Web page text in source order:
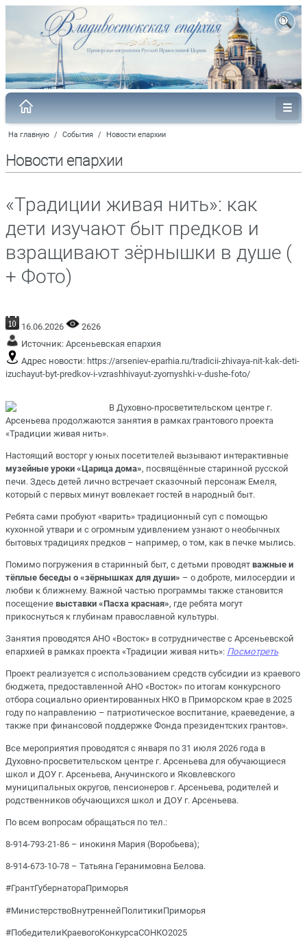
На главную / События / Новости епархии
Новости епархии
«Традиции живая нить»: как
дети изучают быт предков и
взращивают зёрнышки в душе (
+ Фото)
16.06.2026
2626
Источник: Арсеньевская епархия
Адрес новости: https://arseniev-eparhia.ru/tradicii-zhivaya-nit-kak-deti-
izuchayut-byt-predkov-i-vzrashhivayut-zyornyshki-v-dushe-foto/
В Духовно-просветительском центре г.
Арсеньева продолжаются занятия в рамках грантового проекта
«Традиции живая нить».
Настоящий восторг у юных посетителей вызывают интерактивные
музейные уроки «Царица дома», посвящённые старинной русской
печи. Здесь детей лично встречает сказочный персонаж Емеля,
который с первых минут вовлекает гостей в народный быт.
Ребята сами пробуют «варить» традиционный суп с помощью
кухонной утвари и с огромным удивлением узнают о необычных
бытовых традициях предков – например, о том, как в печке мылись.
Помимо погружения в старинный быт, с детьми проводят важные и
тёплые беседы о «зёрнышках для души» – о доброте, милосердии и
любви к ближнему. Важной частью программы также становится
посещение выставки «Пасха красная», где ребята могут
прикоснуться к глубинам православной культуры.
Занятия проводятся АНО «Восток» в сотрудничестве с Арсеньевской
епархией в рамках проекта «Традиции живая нить»: Посмотреть
Проект реализуется с использованием средств субсидии из краевого
бюджета, предоставленной АНО «Восток» по итогам конкурсного
отбора социально ориентированных НКО в Приморском крае в 2025
году по направлению – патриотическое воспитание, краеведение, а
также при финансовой поддержке Фонда президентских грантов».
Все мероприятия проводятся с января по 31 июля 2026 года в
Духовно-просветительском центре г. Арсеньева для обучающиеся
школ и ДОУ г. Арсеньева, Анучинского и Яковлевского
муниципальных округов, пенсионеров г. Арсеньева, родителей и
родственников обучающихся школ и ДОУ г. Арсеньева.
По всем вопросам обращаться по тел.:
8-914-793-21-86 – инокиня Мария (Воробьева);
8-914-673-10-78 – Татьяна Геранимовна Белова.
#ГрантГубернатораПриморья
#МинистерствоВнутреннейПолитикиПриморья
#ПобедителиКраевогоКонкурсаСОНКО2025